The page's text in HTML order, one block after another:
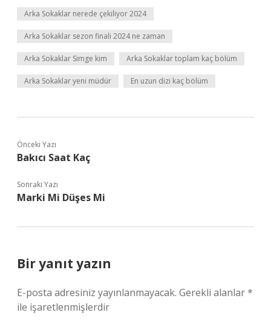
Arka Sokaklar nerede çekiliyor 2024
Arka Sokaklar sezon finali 2024 ne zaman
Arka Sokaklar Simge kim Arka Sokaklar toplam kaç bölüm
Arka Sokaklar yeni müdür En uzun dizi kaç bölüm
Önceki Yazı
Bakıcı Saat Kaç
Sonraki Yazı
Marki Mi Düşes Mi
Bir yanıt yazın
E-posta adresiniz yayınlanmayacak. Gerekli alanlar*
ile işaretlenmişlerdir